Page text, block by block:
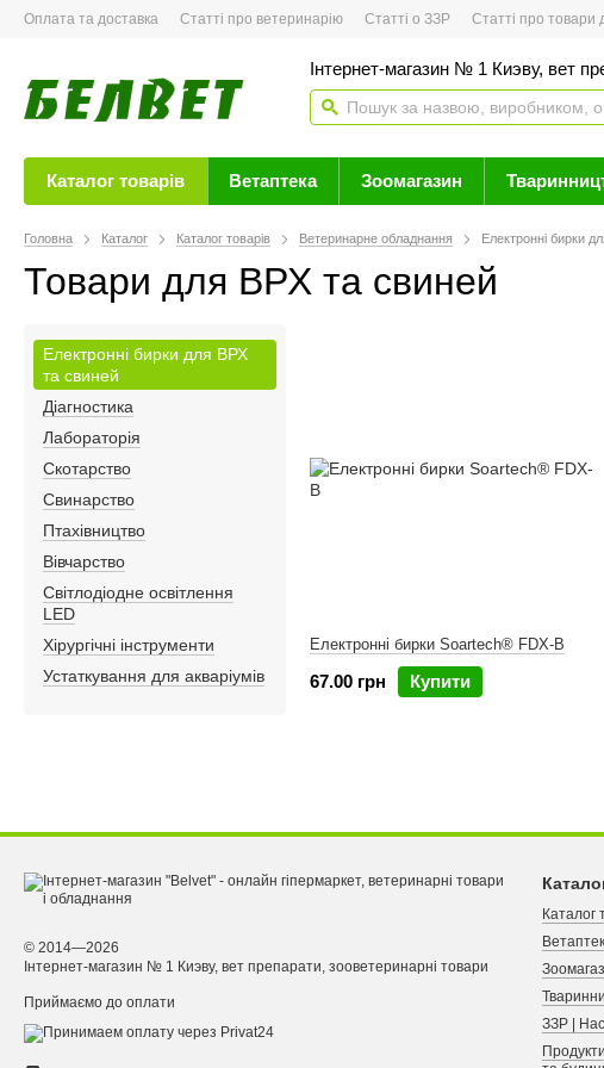
Оплата та доставка Статті про ветеринарію Статті о ЗЗР Статті про товари для
Інтернет-магазин № 1 Киэву, вет
Каталог товарів Ветаптека Зоомагазин
Головна Каталог Каталог товарів Ветеринарне обладнання Електронні бирки
Товари для ВРХ та свиней
Електронні бирки Soartech® FDX-B
67.00 грн Купити
Електронні бирки для ВРХ
та свиней
Діагностика
Лабораторія
Скотарство
Свинарство
Птахівництво
Вівчарство
Світлодіодне освітлення
LED
Хірургічні інструменти
Устаткування для акваріумів
© 2014—2026
Інтернет-магазин № 1 Киэву, вет препарати, зооветеринарні товари
Приймаємо до оплати
Каталог
ЗЗР |